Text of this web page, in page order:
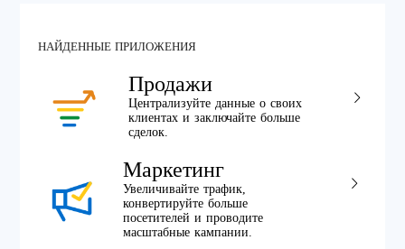
НАЙДЕННЫЕ ПРИЛОЖЕНИЯ
Продажи
Централизуйте данные о своих
клиентах и заключайте больше
сделок.
Маркетинг
Увеличивайте трафик,
конвертируйте больше
посетителей и проводите
масштабные кампании.